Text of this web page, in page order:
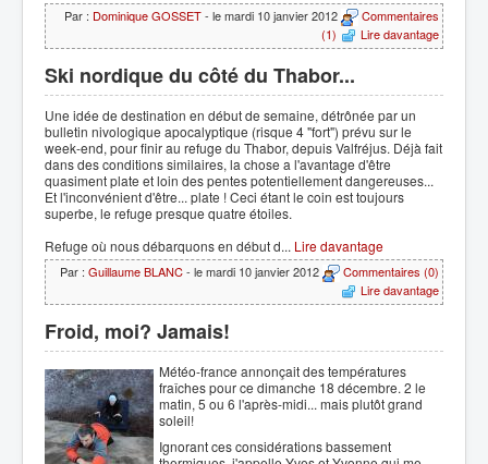
Par : Dominique GOSSET- le mardi 10 janvier 2012
Commentaires
(1)
Lire davantage
Ski nordique du côté du Thabor...
Une idée de destination en début de semaine, détrônée par un
bulletin nivologique apocalyptique (risque 4 "fort") prévu sur le
week-end, pour finir au refuge du Thabor, depuis Valfréjus. Déjà fait
dans des conditions similaires, la chose a l'avantage d'être
quasiment plate et loin des pentes potentiellement dangereuses...
Et l'inconvénient d'être... plate ! Ceci étant le coin est toujours
superbe, le refuge presque quatre étoiles.
Refuge où nous débarquons en début d... Lire davantage
Par : Guillaume BLANC- le mardi 10 janvier 2012
Commentaires (0)
Lire davantage
Froid, moi? Jamais!
Météo-france annonçait des températures
fraîches pour ce dimanche 18 décembre. 2 le
matin, 5 ou 6 l'après-midi... mais plutôt grand
soleil!
Ignorant ces considérations bassement